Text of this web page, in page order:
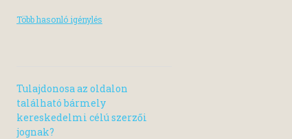
Több hasonló igénylés
Tulajdonosa az oldalon
található bármely
kereskedelmi célú szerzői
jognak?